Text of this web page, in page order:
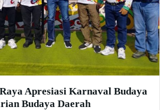
Apresiasi Karnaval Budaya
Budaya Daerah